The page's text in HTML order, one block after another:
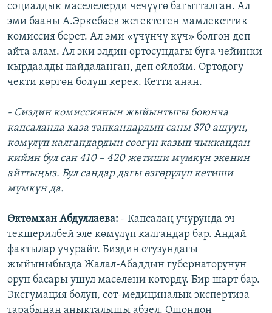
социалдык маселелерди чечүүгө багытталган. Ал
эми бааны А.Эркебаев жетектеген мамлекеттик
комиссия берет. Ал эми «үчүнчү күч» болгон деп
айта алам. Ал эки элдин ортосундагы буга чейинки
кырдаалды пайдаланган, деп ойлойм. Ортодогу
чекти көргөн болуш керек. Кетти анан.
- Сиздин комиссиянын жыйынтыгы боюнча
капсалаңда каза тапкандардын саны 370 ашуун,
көмүлүп калгандардын сөөгүн казып чыккандан
кийин бул сан 410 – 420 жетиши мүмкүн экенин
айттыңыз. Бул сандар дагы өзгөрүлүп кетиши
мүмкүн да.
Өктөмхан Абдуллаева: - Капсалаң учурунда эч
текшерилбей эле көмүлүп калгандар бар. Андай
фактылар учурайт. Биздин отузундагы
жыйыныбызда Жалал-Абаддын губернаторунун
орун басары ушул маселени көтөрдү. Бир шарт бар.
Эксгумация болуп, сот-медициналык экспертиза
тарабынан аныкталышы абзел. Ошондон